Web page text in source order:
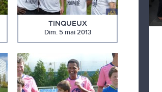
TINQUEUX
Dim. 5 mai 2013